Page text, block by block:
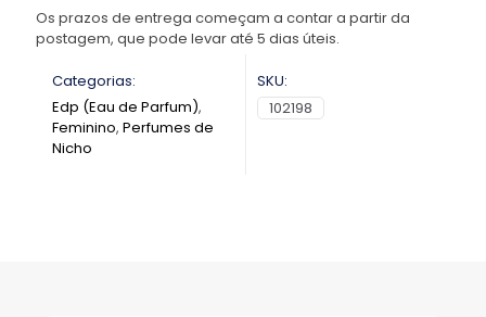
Os prazos de entrega começam a contar a partir da
postagem, que pode levar até 5 dias úteis.
Categorias:
Edp (Eau de Parfum),
Feminino, Perfumes de
Nicho
SKU:
102198